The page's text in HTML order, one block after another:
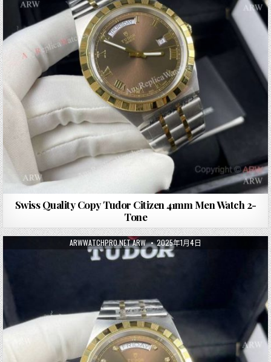
Swiss Quality Copy Tudor Citizen 41mm Men Watch 2-
Tone
ARWWATCHPRO.NET ARW 2025年1月4日